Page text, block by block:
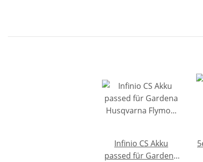
Infinio CS Akku
passed für Gardena